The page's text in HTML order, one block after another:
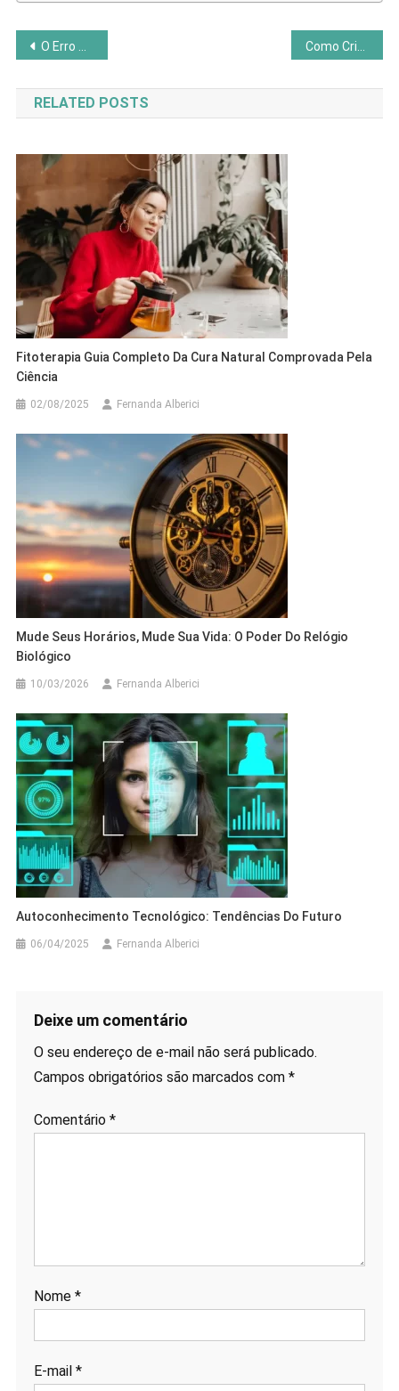
Navegação
de
Post
O Erro Nº 1 ao Tentar Manifestar Prosperidade Como Criar Limites Saudáveis (Sem Se Sentir Culpado)
RELATED POSTS
Fitoterapia Guia Completo Da Cura Natural Comprovada Pela
Ciência
02/08/2025 Fernanda Alberici
Mude Seus Horários, Mude Sua Vida: O Poder Do Relógio
Biológico
10/03/2026 Fernanda Alberici
Autoconhecimento Tecnológico: Tendências Do Futuro
06/04/2025 Fernanda Alberici
Deixe um comentário
O seu endereço de e-mail não será publicado.
Campos obrigatórios são marcados com *
Comentário *
Nome *
E-mail *